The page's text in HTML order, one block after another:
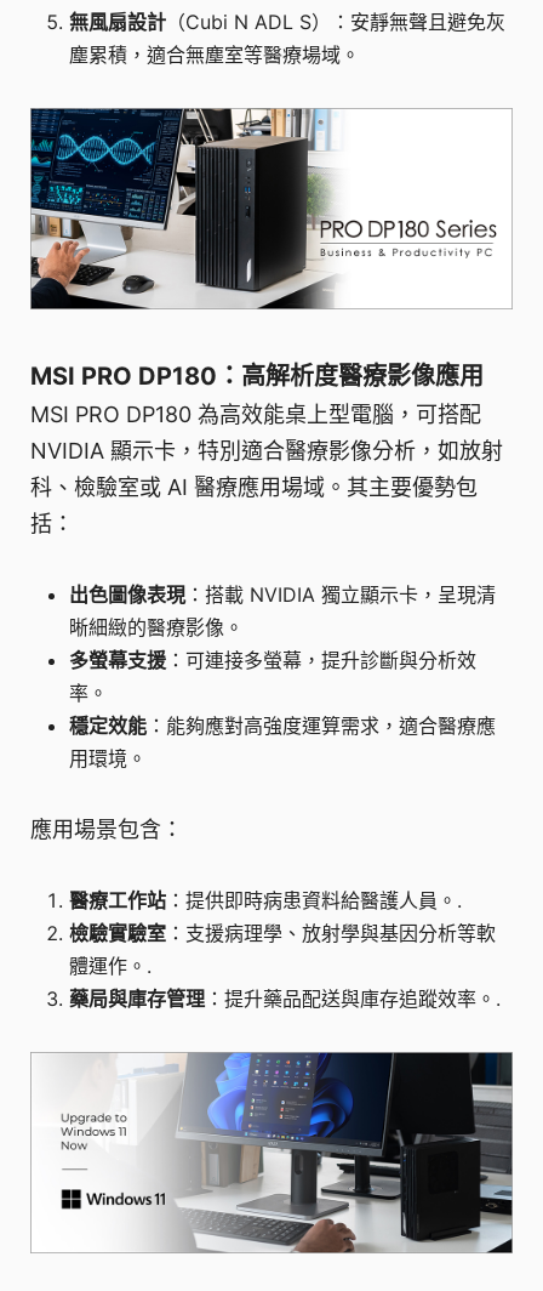
無風扇設計 （Cubi N ADL S）：安靜無聲且避免灰
塵累積，適合無塵室等醫療場域。
MSI PRO DP180：高解析度醫療影像應用
MSI PRO DP180 為高效能桌上型電腦，可搭配
NVIDIA 顯示卡，特別適合醫療影像分析，如放射
科、檢驗室或 AI 醫療應用場域。其主要優勢包
括：
出色圖像表現 ：搭載 NVIDIA 獨立顯示卡，呈現清
晰細緻的醫療影像。
多螢幕支援 ：可連接多螢幕，提升診斷與分析效
率。
穩定效能 ：能夠應對高強度運算需求，適合醫療應
用環境。
應用場景包含：
醫療工作站 ：提供即時病患資料給醫護人員。.
檢驗實驗室 ：支援病理學、放射學與基因分析等軟
體運作。.
藥局與庫存管理 ：提升藥品配送與庫存追蹤效率。.